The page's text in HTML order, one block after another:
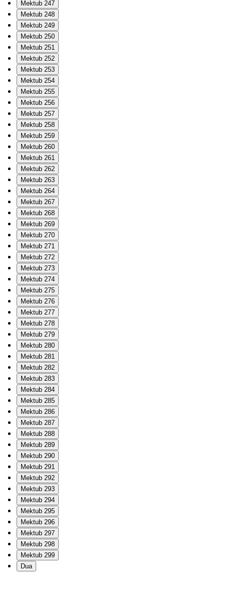
Mektub 247
Mektub 248
Mektub 249
Mektub 250
Mektub 251
Mektub 252
Mektub 253
Mektub 254
Mektub 255
Mektub 256
Mektub 257
Mektub 258
Mektub 259
Mektub 260
Mektub 261
Mektub 262
Mektub 263
Mektub 264
Mektub 267
Mektub 268
Mektub 269
Mektub 270
Mektub 271
Mektub 272
Mektub 273
Mektub 274
Mektub 275
Mektub 276
Mektub 277
Mektub 278
Mektub 279
Mektub 280
Mektub 281
Mektub 282
Mektub 283
Mektub 284
Mektub 285
Mektub 286
Mektub 287
Mektub 288
Mektub 289
Mektub 290
Mektub 291
Mektub 292
Mektub 293
Mektub 294
Mektub 295
Mektub 296
Mektub 297
Mektub 298
Mektub 299
Dua